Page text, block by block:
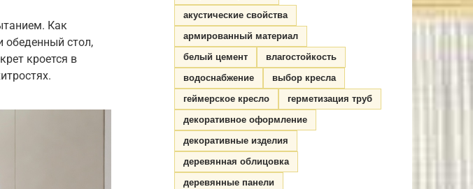
Как
обеденный стол,
кроется в
акустические свойства
армированный материал
белый цемент
влагостойкость
водоснабжение
выбор кресла
геймерское кресло
герметизация труб
декоративное оформление
декоративные изделия
деревянная облицовка
деревянные панели